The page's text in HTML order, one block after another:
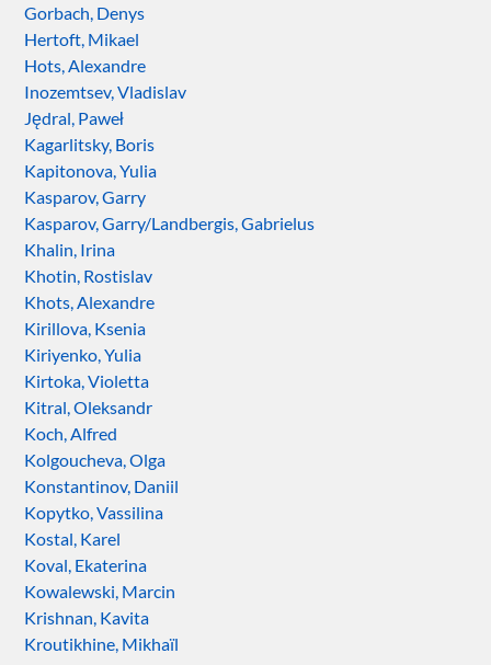
Gorbach, Denys
Hertoft, Mikael
Hots, Alexandre
Inozemtsev, Vladislav
Jędral, Paweł
Kagarlitsky, Boris
Kapitonova, Yulia
Kasparov, Garry
Kasparov, Garry/Landbergis, Gabrielus
Khalin, Irina
Khotin, Rostislav
Khots, Alexandre
Kirillova, Ksenia
Kiriyenko, Yulia
Kirtoka, Violetta
Kitral, Oleksandr
Koch, Alfred
Kolgoucheva, Olga
Konstantinov, Daniil
Kopytko, Vassilina
Kostal, Karel
Koval, Ekaterina
Kowalewski, Marcin
Krishnan, Kavita
Kroutikhine, Mikhaïl